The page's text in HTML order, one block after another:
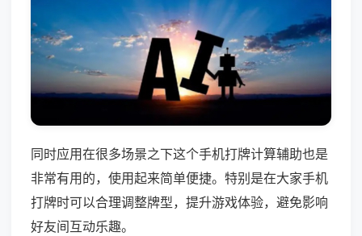
同时应用在很多场景之下这个手机打牌计算辅助也是
非常有用的，使用起来简单便捷。特别是在大家手机
打牌时可以合理调整牌型，提升游戏体验，避免影响
好友间互动乐趣。